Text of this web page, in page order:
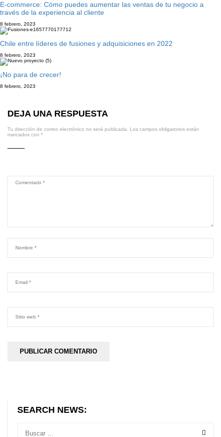
E-commerce: Cómo puedes aumentar las ventas de tu negocio a
través de la experiencia al cliente
8 febrero, 2023
Chile entre líderes de fusiones y adquisiciones en 2022
8 febrero, 2023
¡No para de crecer!
8 febrero, 2023
DEJA UNA RESPUESTA
Tu dirección de correo electrónico no será publicada.
Los campos obligatorios están
marcados con *
SEARCH NEWS: